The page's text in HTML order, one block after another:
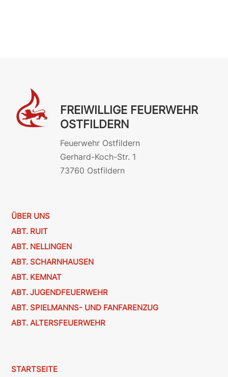
FREIWILLIGE FEUERWEHR
OSTFILDERN
Feuerwehr Ostfildern
Gerhard-Koch-Str. 1
73760 Ostfildern
ÜBER UNS
ABT. RUIT
ABT. NELLINGEN
ABT. SCHARNHAUSEN
ABT. KEMNAT
ABT. JUGENDFEUERWEHR
ABT. SPIELMANNS- UND FANFARENZUG
ABT. ALTERSFEUERWEHR
STARTSEITE